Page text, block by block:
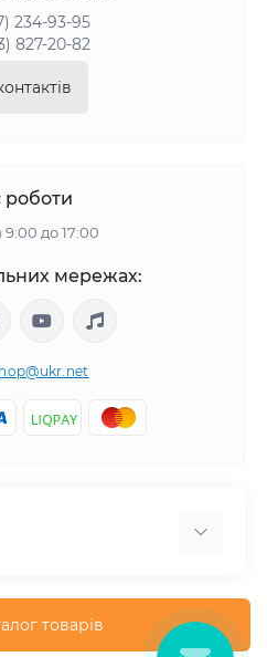
234-93-95
827-20-82
роботи
до 17:00
мережах:
товарів